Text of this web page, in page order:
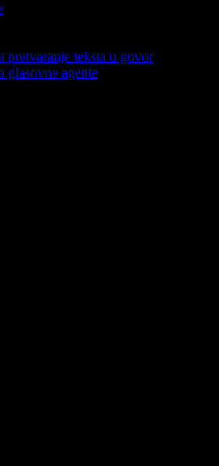
pretvaranje teksta u govor
glasovne agente